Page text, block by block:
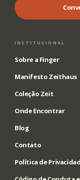
INSTITUCIONAL
Sobre a Finger
Manifesto Zeithaus
Coleção Zeit
Onde Encontrar
Blog
Contato
Política de